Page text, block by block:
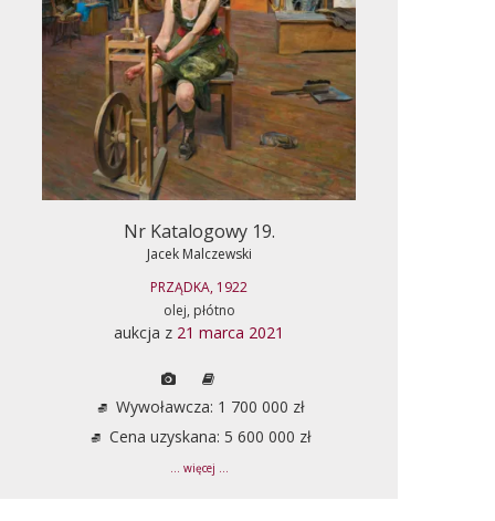
Nr Katalogowy 19.
Jacek Malczewski
PRZĄDKA, 1922
olej, płótno
aukcja z 21 marca 2021
Wywoławcza: 1 700 000 zł
Cena uzyskana: 5 600 000 zł
... więcej ...